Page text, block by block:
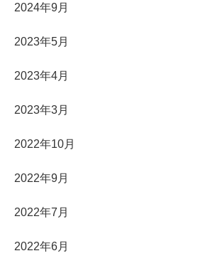
2024年9月
2023年5月
2023年4月
2023年3月
2022年10月
2022年9月
2022年7月
2022年6月